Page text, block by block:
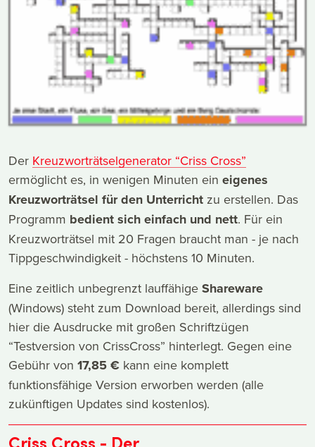
Der Kreuzworträtselgenerator “Criss Cross”
ermöglicht es, in wenigen Minuten ein eigenes
Kreuzworträtsel für den Unterricht zu erstellen. Das
Programm bedient sich einfach und nett. Für ein
Kreuzworträtsel mit 20 Fragen braucht man - je nach
Tippgeschwindigkeit - höchstens 10 Minuten.
Eine zeitlich unbegrenzt lauffähige Shareware
(Windows) steht zum Download bereit, allerdings sind
hier die Ausdrucke mit großen Schriftzügen
“Testversion von CrissCross” hinterlegt. Gegen eine
Gebühr von 17,85 € kann eine komplett
funktionsfähige Version erworben werden (alle
zukünftigen Updates sind kostenlos).
Criss Cross - Der